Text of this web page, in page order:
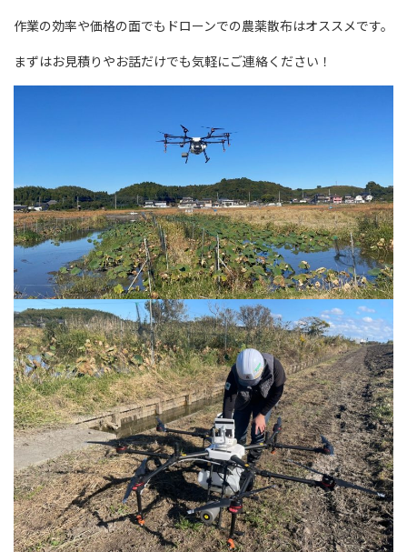
作業の効率や価格の面でもドローンでの農薬散布はオススメです。
まずはお見積りやお話だけでも気軽にご連絡ください！